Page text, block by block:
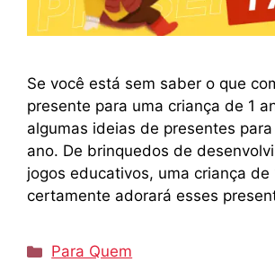
Se você está sem saber o que
presente para uma criança de 1
algumas ideias de presentes
ano. De brinquedos de
jogos educativos, uma criança de
certamente adorará esses
Categorias
Para Quem